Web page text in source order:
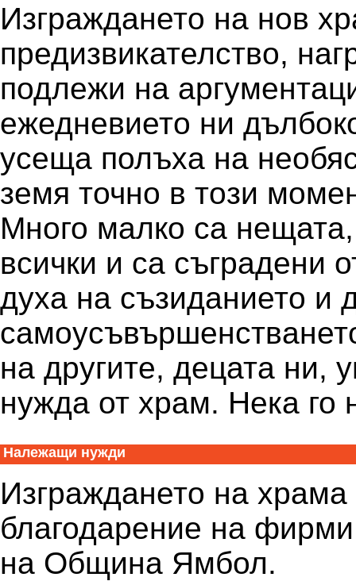
Изграждането на нов
предизвикателство,
подлежи на
ежедневието ни
усеща полъха на
земя точно в този
Много малко са
всички и са съградени
духа на съзиданието и
на другите, децата ни,
нужда от храм. Нека го
Належащи нужди
Изграждането на
благодарение на
на Община Ямбол.